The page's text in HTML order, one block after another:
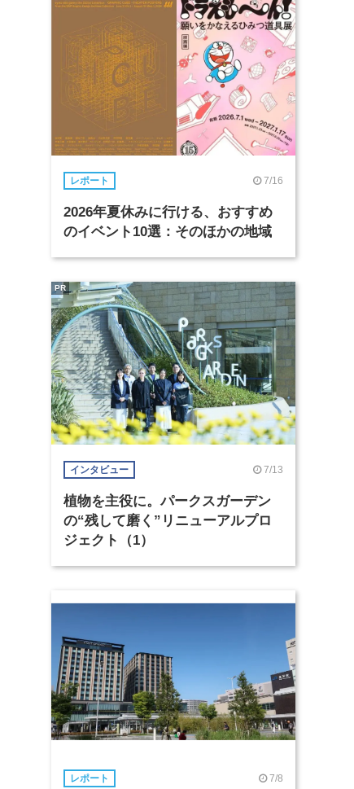
レポート 7/16
2026年夏休みに行ける、おすすめ
のイベント10選：そのほかの地域
インタビュー 7/13
植物を主役に。パークスガーデン
の“残して磨く”リニューアルプロ
ジェクト（1）
PR
レポート 7/8